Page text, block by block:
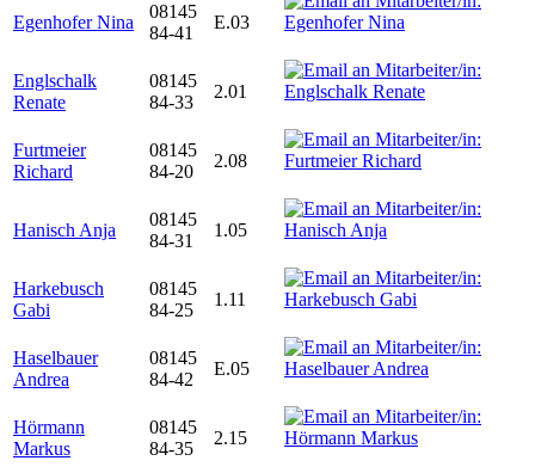
Egenhofer Nina
08145
84-41
E.03
Englschalk
Renate
08145
84-33
2.01
Furtmeier
Richard
08145
84-20
2.08
Hanisch Anja
08145
84-31
1.05
Harkebusch
Gabi
08145
84-25
1.11
Haselbauer
Andrea
08145
84-42
E.05
Hörmann
Markus
08145
84-35
2.15